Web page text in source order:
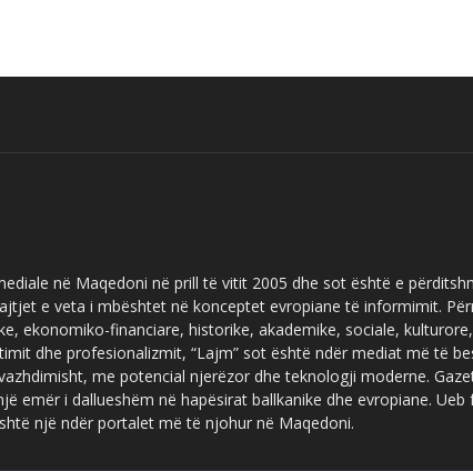
në Maqedoni në prill të vitit 2005 dhe sot është e
e veta i mbështet në konceptet evropiane të informimit.
ekonomiko-financiare, historike, akademike, sociale,
dhe profesionalizmit, “Lajm” sot është ndër mediat më të
me potencial njerëzor dhe teknologji moderne.
emër i dallueshëm në hapësirat ballkanike dhe evropiane. Ueb
një ndër portalet më të njohur në Maqedoni.